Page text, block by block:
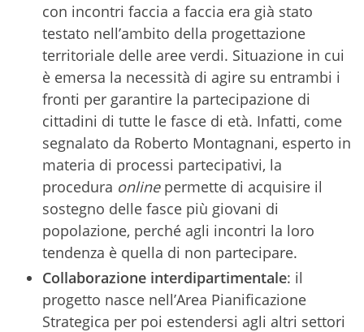
con incontri faccia a faccia era già stato
testato nell’ambito della progettazione
territoriale delle aree verdi. Situazione in cui
è emersa la necessità di agire su entrambi i
fronti per garantire la partecipazione di
cittadini di tutte le fasce di età. Infatti, come
segnalato da Roberto Montagnani, esperto in
materia di processi partecipativi, la
procedura onlinepermette di acquisire il
sostegno delle fasce più giovani di
popolazione, perché agli incontri la loro
tendenza è quella di non partecipare.
Collaborazione interdipartimentale: il
progetto nasce nell’Area Pianificazione
Strategica per poi estendersi agli altri settori